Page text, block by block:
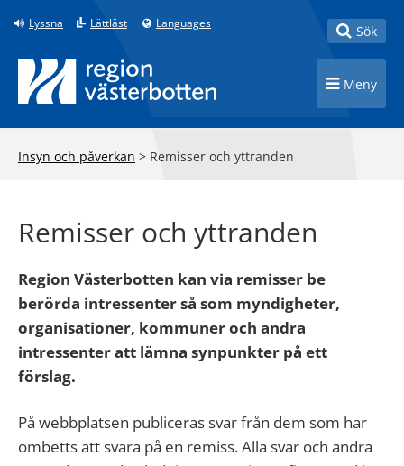
Till innehåll på sidan
Lyssna Lättläst Languages Toggle
Sök
Toggle
Meny
Insyn och påverkan > Remisser och yttranden
Remisser och yttranden
Region Västerbotten kan via remisser be
berörda intressenter så som myndigheter,
organisationer, kommuner och andra
intressenter att lämna synpunkter på ett
förslag.
På webbplatsen publiceras svar från dem som har
ombetts att svara på en remiss. Alla svar och andra